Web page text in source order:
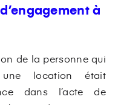
à
de la personne qui
location était
dans l’acte de